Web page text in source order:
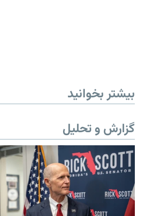
بیشتر بخوانید
گزارش و تحلیل